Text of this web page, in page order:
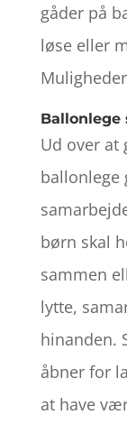
gåder på
løse eller
Ud over at
ballonlege
børn skal
sammen
lytte,
hinanden.
åbner for
at have